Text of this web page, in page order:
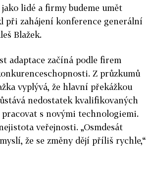
lidé a firmy budeme umět
při zahájení konference generální
Blažek.
adaptace začíná podle firem
Z průzkumů
vyplývá, že hlavní překážkou
nedostatek kvalifikovaných
s novými technologiemi.
veřejnosti. „Osmdesát
že se změny dějí příliš rychle,“